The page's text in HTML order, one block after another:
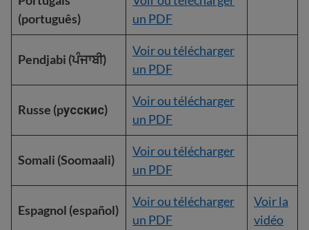
(português)
un PDF
Pendjabi (ਪੰਜਾਬੀ)
Voir ou télécharger
un PDF
Russe (pусскис)
Voir ou télécharger
un PDF
Somali (Soomaali)
Voir ou télécharger
un PDF
Espagnol (español)
Voir ou télécharger
un PDF
Voir la
vidéo